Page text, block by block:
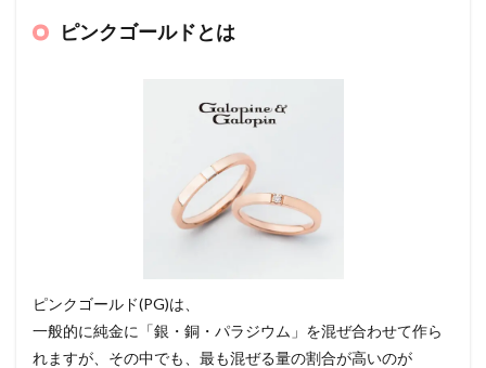
ピンクゴールドとは
ピンクゴールド(PG)は、
一般的に純金に「銀・銅・パラジウム」を混ぜ合わせて作ら
れますが、その中でも、最も混ぜる量の割合が高いのが